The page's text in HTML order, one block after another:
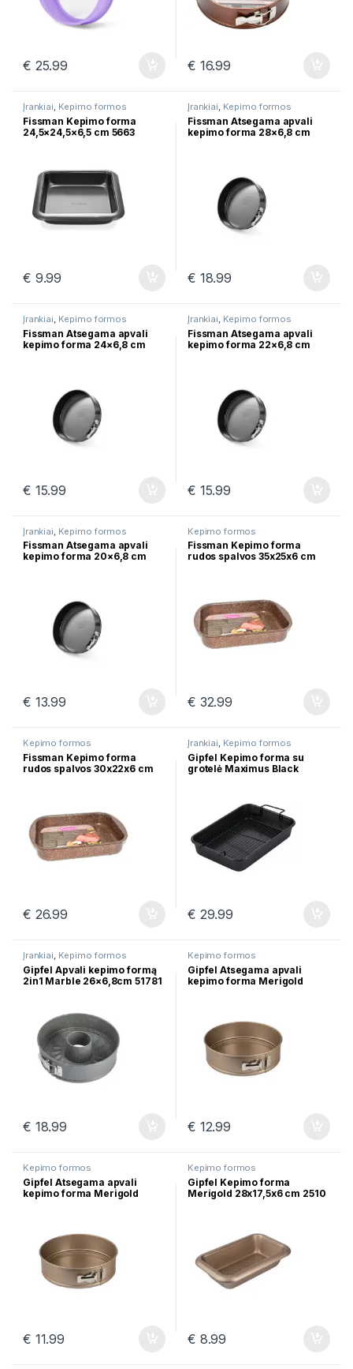
€ 25.99 € 16.99
Įrankiai, Kepimo formos
Fissman Kepimo forma
24,5×24,5×6,5 сm 5663
€ 9.99
Įrankiai, Kepimo formos
Fissman Atsegama apvali
kepimo forma 28×6,8 cm
€ 18.99
Įrankiai, Kepimo formos
Fissman Atsegama apvali
kepimo forma 24×6,8 cm
€ 15.99
Įrankiai, Kepimo formos
Fissman Atsegama apvali
kepimo forma 22×6,8 cm
€ 15.99
Įrankiai Kepimo formos
Fissman Atsegama apvali
kepimo forma 20×6,8 cm
€ 13.99
Kepimo formos
Fissman Kepimo forma
rudos spalvos 35x25x6 сm
€ 32.99
Kepimo formos
Fissman Kepimo forma
rudos spalvos 30x22x6 сm
€ 26.99
Įrankiai, Kepimo formos
Gipfel Kepimo forma su
grotelė Maximus Black
€ 29.99
Įrankiai, Kepimo formos
Gipfel Apvali kepimo formą
2in1 Marble 26×6,8сm 51781
€ 18.99
Kepimo formos
Gipfel Atsegama apvali
kepimo forma Merigold
€ 12.99
Kepimo formos
Gipfel Atsegama apvali
kepimo forma Merigold
€ 11.99
Kepimo formos
Gipfel Kepimo forma
Merigold 28х17,5х6 сm 2510
€ 8.99